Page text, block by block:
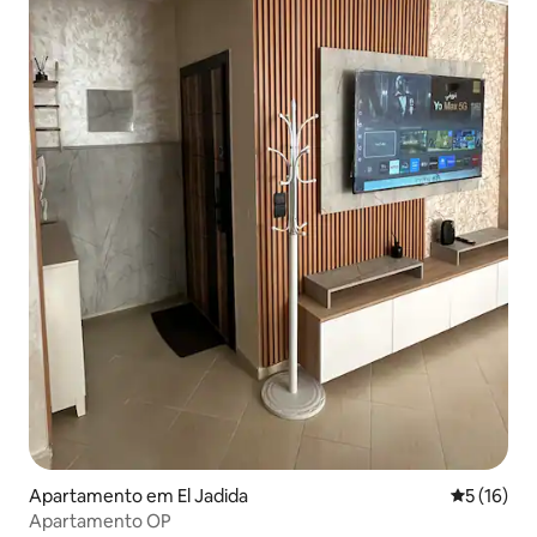
Apartamento em El Jadida
5 (16)
Apartamento OP